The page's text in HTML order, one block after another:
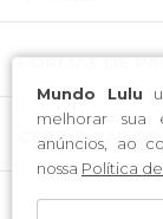
Mundo Lulu
melhorar sua
anúncios, ao
nossa Política
FORMAS DE
CERTIFICADOS